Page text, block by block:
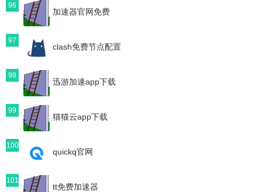
96
加速器官网免费
97
clash免费节点配置
98
迅游加速app下载
99
猫猫云app下载
100
quickq官网
101
tt免费加速器